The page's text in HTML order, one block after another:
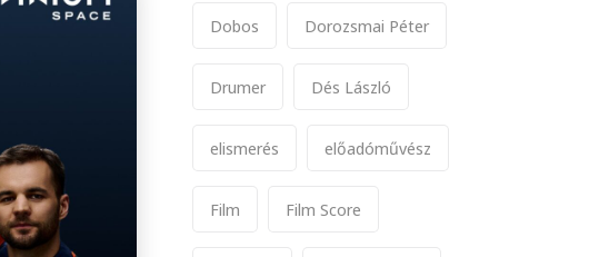
Dobos Dorozsmai Péter
Drumer Dés László
elismerés előadóművész
Film Film Score